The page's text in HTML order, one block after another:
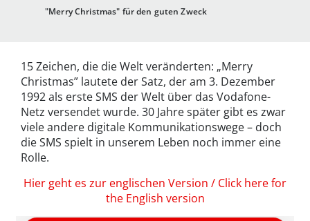
"Merry Christmas" für den guten Zweck
15 Zeichen, die die Welt veränderten: „Merry
Christmas” lautete der Satz, der am 3. Dezember
1992 als erste SMS der Welt über das Vodafone-
Netz versendet wurde. 30 Jahre später gibt es zwar
viele andere digitale Kommunikationswege – doch
die SMS spielt in unserem Leben noch immer eine
Rolle.
Hier geht es zur englischen Version / Click here for
the English version